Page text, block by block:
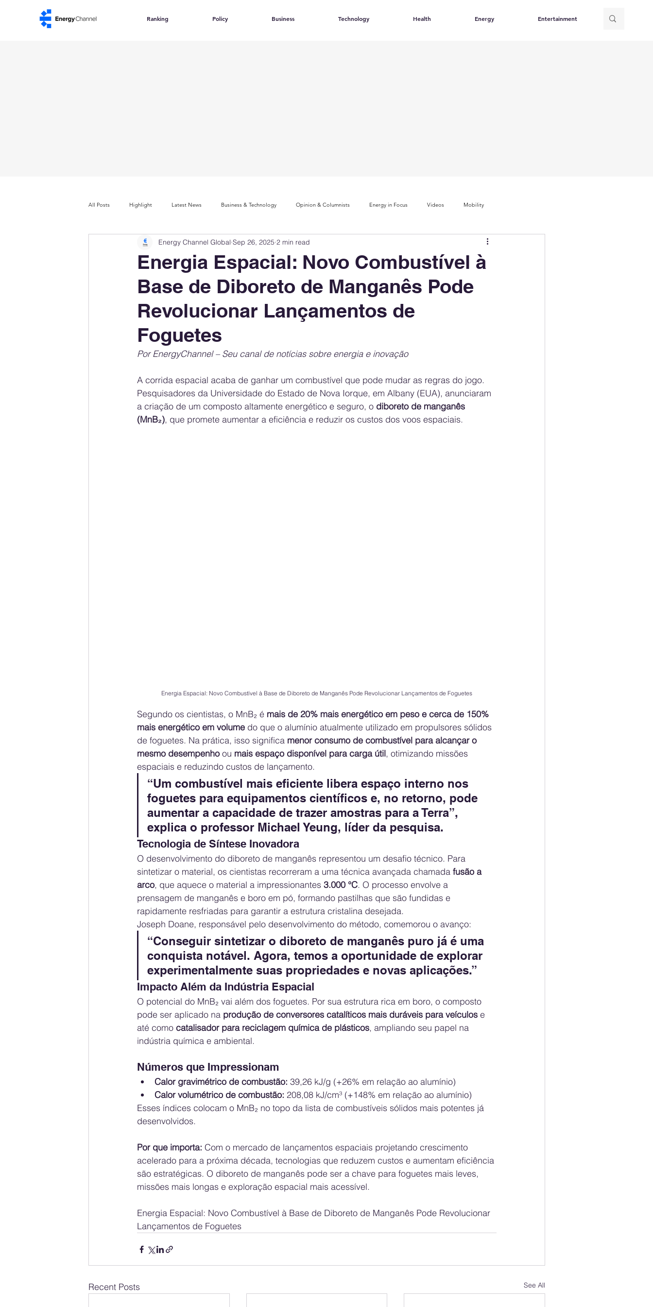
Ranking Policy Business Technology Health Energy Entertainment
All Posts Highlight Latest News Business & Technology Opinion & Columnists Energy in Focus Videos Mobility
Company Rankings Market Leaders Innovation Index Sustainability & ESG Index Electric Mobility Ranking
Energy Storage Ranking United States Policy Public Policy Energy Policy Brand Perception Consumer Choice
United States Policy
Companies
Energia Espacial: Novo Combustível à
Base de Diboreto de Manganês Pode
Revolucionar Lançamentos de
Foguetes
Energy Channel Global Sep 26, 2025 2 min read
Por EnergyChannel – Seu canal de notícias sobre energia e inovação
A corrida espacial acaba de ganhar um combustível que pode mudar as regras do jogo.
Pesquisadores da Universidade do Estado de Nova Iorque, em Albany (EUA), anunciaram
a criação de um composto altamente energético e seguro, o diboreto de manganês
(MnB₂), que promete aumentar a eficiência e reduzir os custos dos voos espaciais.
Energia Espacial: Novo Combustível à Base de Diboreto de Manganês Pode Revolucionar Lançamentos de Foguetes
Segundo os cientistas, o MnB₂ é mais de 20% mais energético em peso e cerca de 150%
mais energético em volume do que o alumínio atualmente utilizado em propulsores sólidos
de foguetes. Na prática, isso significa menor consumo de combustível para alcançar o
mesmo desempenho ou mais espaço disponível para carga útil, otimizando missões
espaciais e reduzindo custos de lançamento.
“Um combustível mais eficiente libera espaço interno nos
foguetes para equipamentos científicos e, no retorno, pode
aumentar a capacidade de trazer amostras para a Terra”,
explica o professor Michael Yeung, líder da pesquisa.
Tecnologia de Síntese Inovadora
O desenvolvimento do diboreto de manganês representou um desafio técnico. Para
sintetizar o material, os cientistas recorreram a uma técnica avançada chamada fusão a
arco, que aquece o material a impressionantes 3.000 °C. O processo envolve a
prensagem de manganês e boro em pó, formando pastilhas que são fundidas e
rapidamente resfriadas para garantir a estrutura cristalina desejada.
Joseph Doane, responsável pelo desenvolvimento do método, comemorou o avanço:
“Conseguir sintetizar o diboreto de manganês puro já é uma
conquista notável. Agora, temos a oportunidade de explorar
experimentalmente suas propriedades e novas aplicações.”
Impacto Além da Indústria Espacial
O potencial do MnB₂ vai além dos foguetes. Por sua estrutura rica em boro, o composto
pode ser aplicado na produção de conversores catalíticos mais duráveis para veículos e
até como catalisador para reciclagem química de plásticos, ampliando seu papel na
indústria química e ambiental.
Números que Impressionam
Calor gravimétrico de combustão: 39,26 kJ/g (+26% em relação ao alumínio)
Calor volumétrico de combustão: 208,08 kJ/cm³ (+148% em relação ao alumínio)
Esses índices colocam o MnB₂ no topo da lista de combustíveis sólidos mais potentes já
desenvolvidos.
Por que importa: Com o mercado de lançamentos espaciais projetando crescimento
acelerado para a próxima década, tecnologias que reduzem custos e aumentam eficiência
são estratégicas. O diboreto de manganês pode ser a chave para foguetes mais leves,
missões mais longas e exploração espacial mais acessível.
Energia Espacial: Novo Combustível à Base de Diboreto de Manganês Pode Revolucionar
Lançamentos de Foguetes
Recent Posts See All